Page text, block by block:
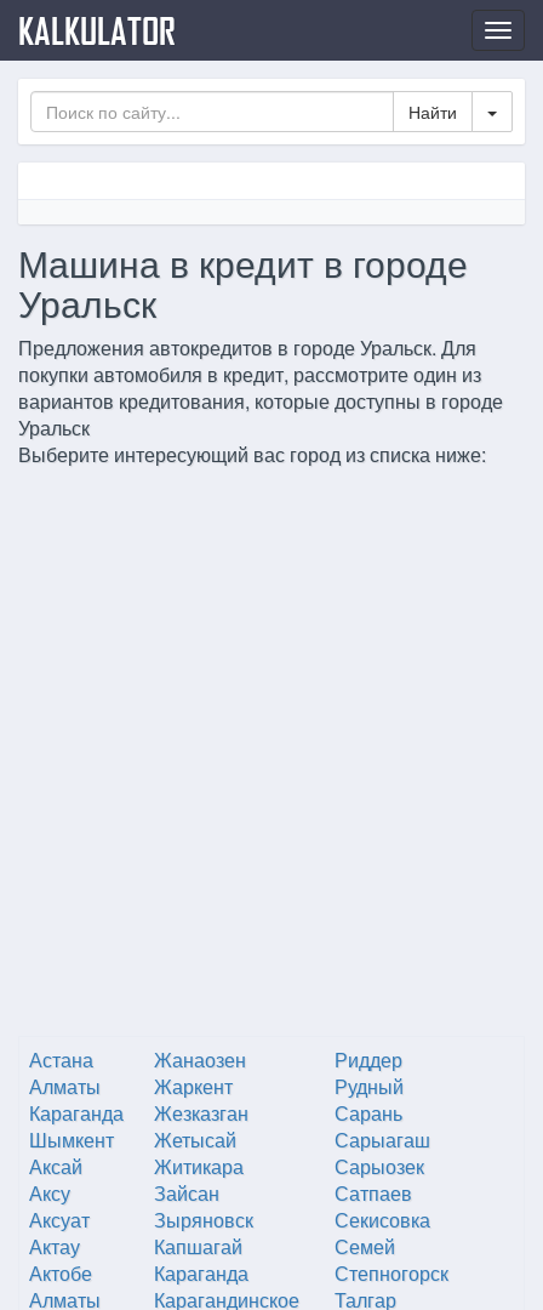
по
KALKULATOR
Машина в кредит в городе
Уральск
Предложения автокредитов в городе Уральск. Для
покупки автомобиля в кредит, рассмотрите один из
вариантов кредитования, которые доступны в городе
Уральск
Выберите интересующий вас город из списка ниже:
Астана
Алматы
Караганда
Шымкент
Аксай
Аксу
Аксуат
Актау
Актобе
Алматы
Жанаозен
Жаркент
Жезказган
Жетысай
Житикара
Зайсан
Зыряновск
Капшагай
Караганда
Карагандинское
Риддер
Рудный
Сарань
Сарыагаш
Сарыозек
Сатпаев
Секисовка
Семей
Степногорск
Талгар